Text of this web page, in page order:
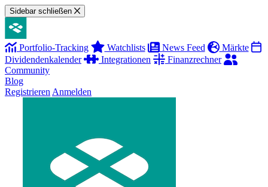
Sidebar schließen
Portfolio-Tracking Watchlists News Feed
Märkte
Dividendenkalender
Integrationen
Finanzrechner
Community
Blog
Registrieren Anmelden